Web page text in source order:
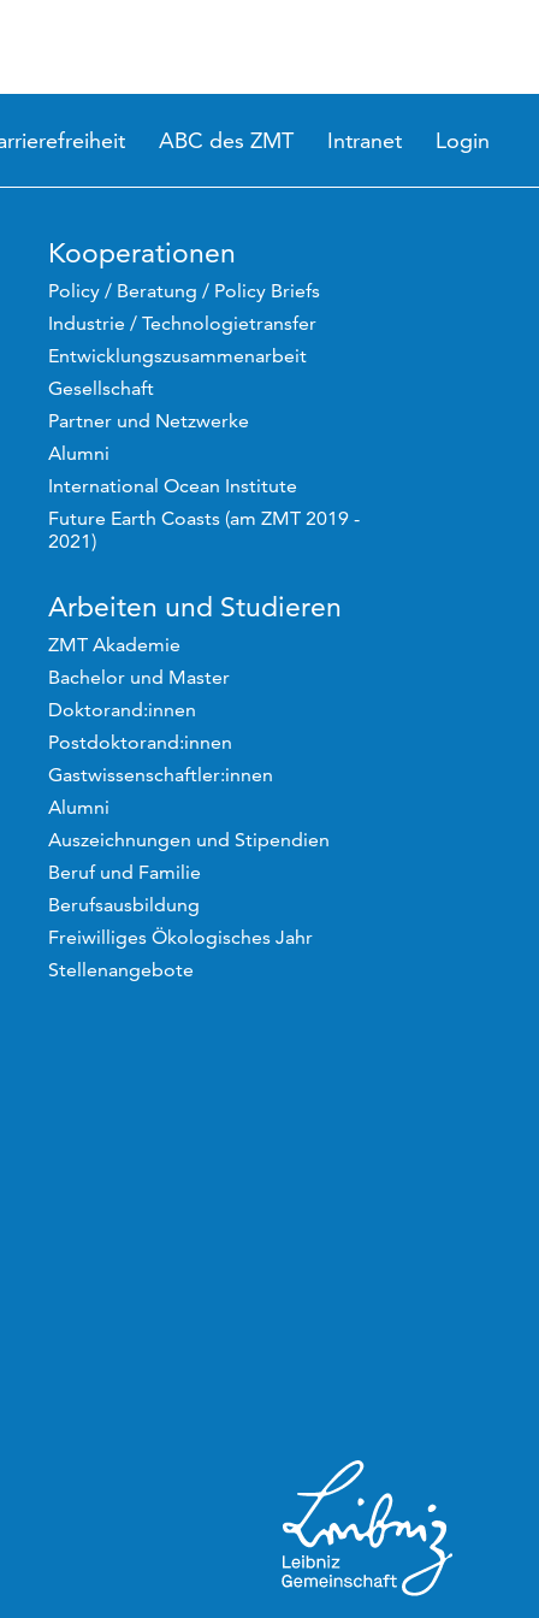
ABC des ZMT Intranet Login
Kooperationen
Policy / Beratung / Policy Briefs
Industrie / Technologietransfer
Entwicklungszusammenarbeit
Gesellschaft
Partner und Netzwerke
Alumni
International Ocean Institute
Future Earth Coasts (am ZMT 2019 -
2021)
Arbeiten und Studieren
ZMT Akademie
Bachelor und Master
Doktorand:innen
Postdoktorand:innen
Gastwissenschaftler:innen
Alumni
Auszeichnungen und Stipendien
Beruf und Familie
Berufsausbildung
Freiwilliges Ökologisches Jahr
Stellenangebote